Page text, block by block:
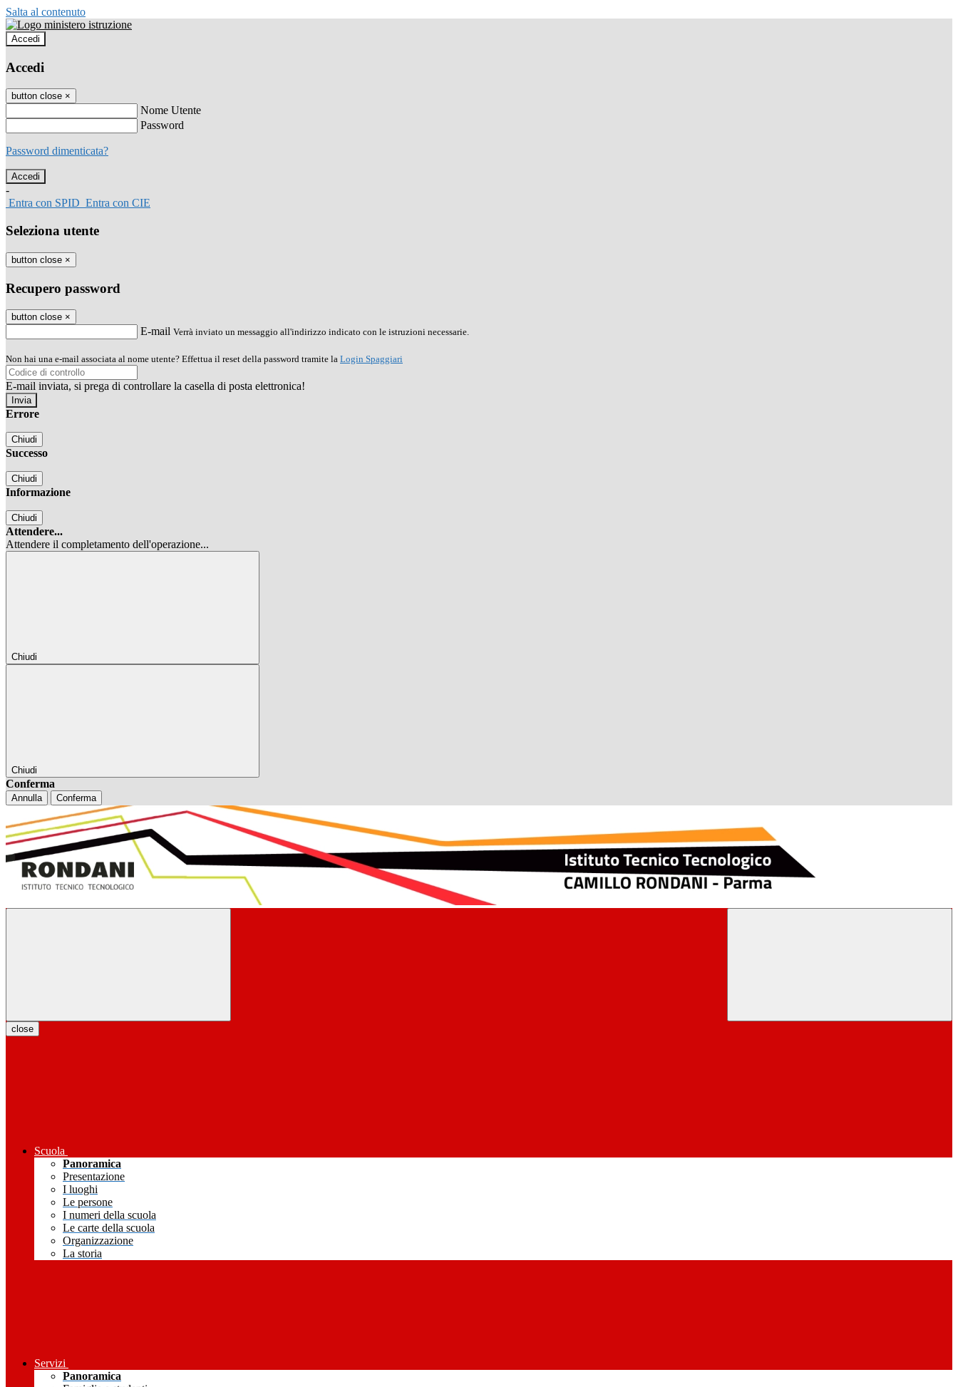
Salta al contenuto
Accedi
Accedi
button close ×
Nome Utente
Password
Password dimenticata?
-
Entra con SPID Entra con CIE
Seleziona utente
button close ×
Recupero password
button close ×
E-mail Verrà inviato un messaggio all'indirizzo indicato con le istruzioni necessarie.
Non hai una e-mail associata al nome utente? Effettua il reset della password tramite la Login Spaggiari
E-mail inviata, si prega di controllare la casella di posta elettronica!
Errore
Chiudi
Successo
Chiudi
Informazione
Chiudi
Attendere...
Attendere il completamento dell'operazione...
Chiudi
Chiudi
Conferma
Annulla Conferma
close
Scuola
Panoramica
Presentazione
I luoghi
Le persone
I numeri della scuola
Le carte della scuola
Organizzazione
La storia
Servizi
Panoramica